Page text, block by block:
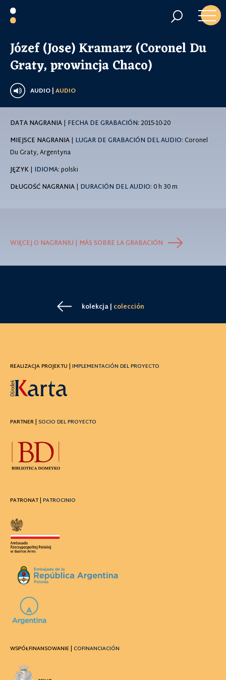
AUDIO |AUDIO
Józef (Jose) Kramarz (Coronel Du
Graty, prowincja Chaco)
DATA NAGRANIA| FECHA DE GRABACIÓN:2015-10-20
MIEJSCE NAGRANIA| LUGAR DE GRABACIÓN DEL AUDIO: Coronel
Du Graty, Argentyna
JĘZYK| IDIOMA:polski
DŁUGOŚĆ NAGRANIA| DURACIÓN DEL AUDIO: 0 h 30 m
WIĘCEJ O NAGRANIU | MÁS SOBRE LA GRABACIÓN
kolekcja | colección
REALIZACJA PROJEKTU | IMPLEMENTACIÓN DEL PROYECTO
PARTNER | SOCIO DEL PROYECTO
PATRONAT | PATROCINIO
WSPÓŁFINANSOWANIE | COFINANCIACIÓN